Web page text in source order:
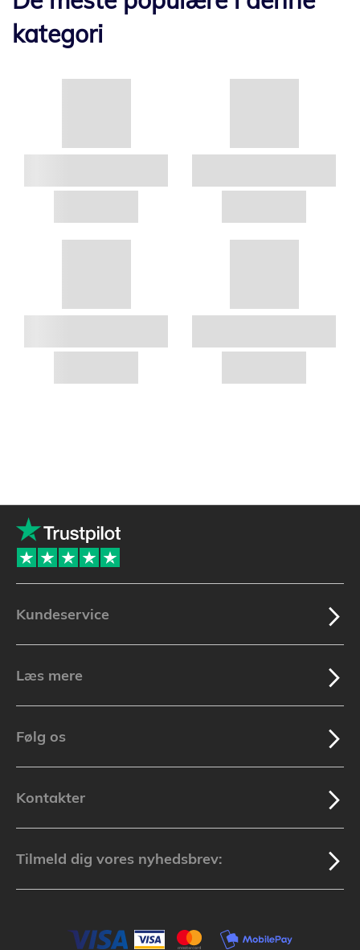
kategori
Kundeservice
Læs mere
Følg os
Kontakter
Tilmeld dig vores nyhedsbrev: